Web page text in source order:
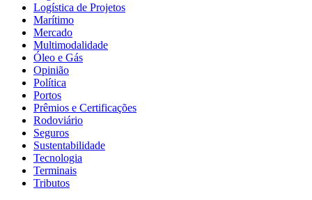
Logística de Projetos
Marítimo
Mercado
Multimodalidade
Óleo e Gás
Opinião
Política
Portos
Prêmios e Certificações
Rodoviário
Seguros
Sustentabilidade
Tecnologia
Terminais
Tributos